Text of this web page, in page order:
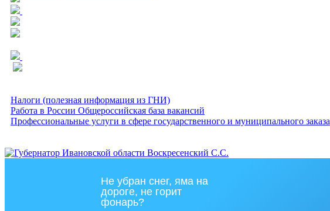
Налоги (полезная информация из ГНИ)
Работа в России Общероссийская база вакансий
Профессиональные услуги в сфере государственного и муниципального заказа
Не убран снег, яма на
дороге, не горит
фонарь?